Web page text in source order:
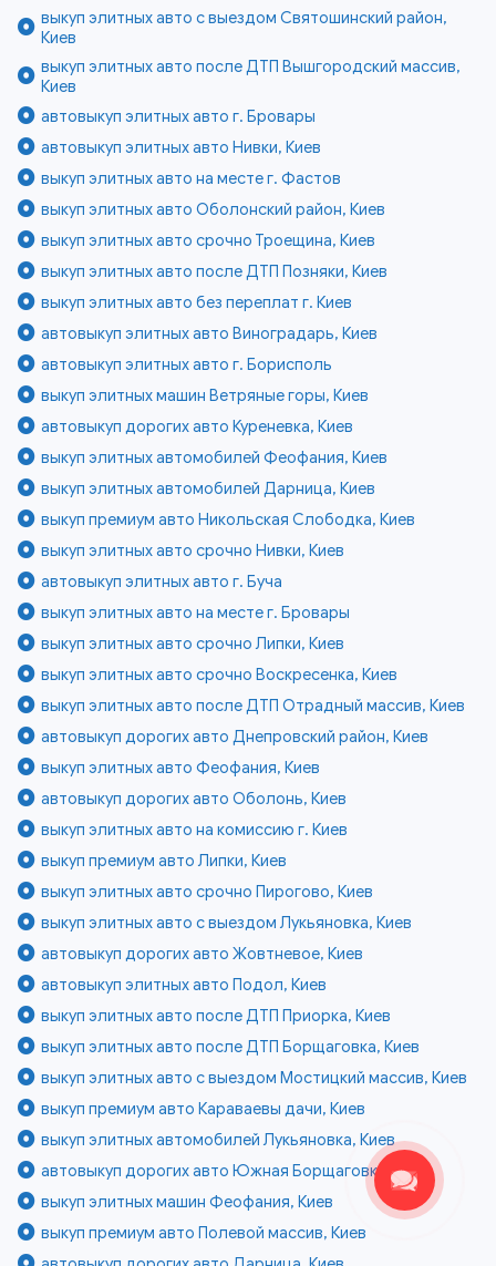
выкуп элитных авто с выездом Святошинский район,
Киев
выкуп элитных авто после ДТП Вышгородский массив,
Киев
автовыкуп элитных авто г. Бровары
автовыкуп элитных авто Нивки, Киев
выкуп элитных авто на месте г. Фастов
выкуп элитных авто Оболонский район, Киев
выкуп элитных авто срочно Троещина, Киев
выкуп элитных авто после ДТП Позняки, Киев
выкуп элитных авто без переплат г. Киев
автовыкуп элитных авто Виноградарь, Киев
автовыкуп элитных авто г. Борисполь
выкуп элитных машин Ветряные горы, Киев
автовыкуп дорогих авто Куреневка, Киев
выкуп элитных автомобилей Феофания, Киев
выкуп элитных автомобилей Дарница, Киев
выкуп премиум авто Никольская Слободка, Киев
выкуп элитных авто срочно Нивки, Киев
автовыкуп элитных авто г. Буча
выкуп элитных авто на месте г. Бровары
выкуп элитных авто срочно Липки, Киев
выкуп элитных авто срочно Воскресенка, Киев
выкуп элитных авто после ДТП Отрадный массив, Киев
автовыкуп дорогих авто Днепровский район, Киев
выкуп элитных авто Феофания, Киев
автовыкуп дорогих авто Оболонь, Киев
выкуп элитных авто на комиссию г. Киев
выкуп премиум авто Липки, Киев
выкуп элитных авто срочно Пирогово, Киев
выкуп элитных авто с выездом Лукьяновка, Киев
автовыкуп дорогих авто Жовтневое, Киев
автовыкуп элитных авто Подол, Киев
выкуп элитных авто после ДТП Приорка, Киев
выкуп элитных авто после ДТП Борщаговка, Киев
выкуп элитных авто с выездом Мостицкий массив, Киев
выкуп премиум авто Караваевы дачи, Киев
выкуп элитных автомобилей Лукьяновка, Киев
автовыкуп дорогих авто Южная Борщаговка, Киев
выкуп элитных машин Феофания, Киев
выкуп премиум авто Полевой массив, Киев